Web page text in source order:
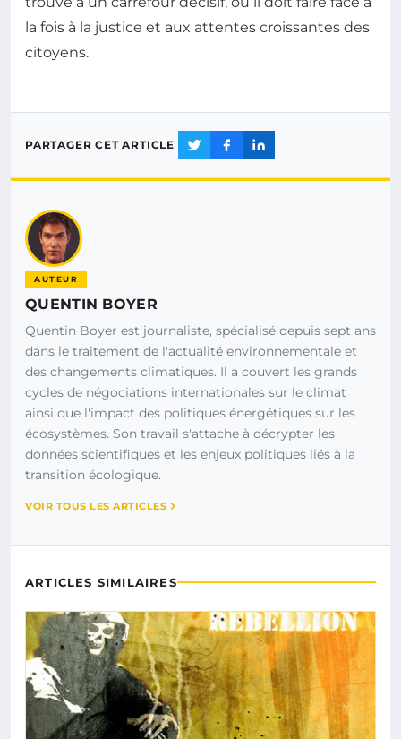
la fois à la justice et aux attentes croissantes des
citoyens.
PARTAGER CET ARTICLE
AUTEUR
QUENTIN BOYER
Quentin Boyer est journaliste, spécialisé depuis sept ans
dans le traitement de l'actualité environnementale et
des changements climatiques. Il a couvert les grands
cycles de négociations internationales sur le climat
ainsi que l'impact des politiques énergétiques sur les
écosystèmes. Son travail s'attache à décrypter les
données scientifiques et les enjeux politiques liés à la
transition écologique.
VOIR TOUS LES ARTICLES
ARTICLES SIMILAIRES